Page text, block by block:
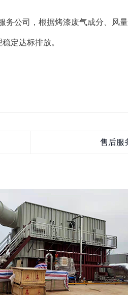
务公司，根据烤漆废气成分、风
定达标排放。
售后服